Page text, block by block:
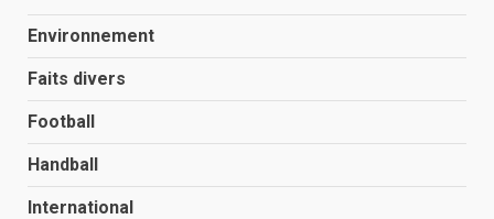
Environnement
Faits divers
Football
Handball
International